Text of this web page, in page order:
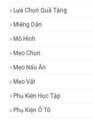
Lựa Chọn Quà Tặng
Miếng Dán
Mô Hình
Mẹo Chọn
Mẹo Nấu Ăn
Mẹo Vặt
Phụ Kiện Học Tập
Phụ Kiện Ô Tô